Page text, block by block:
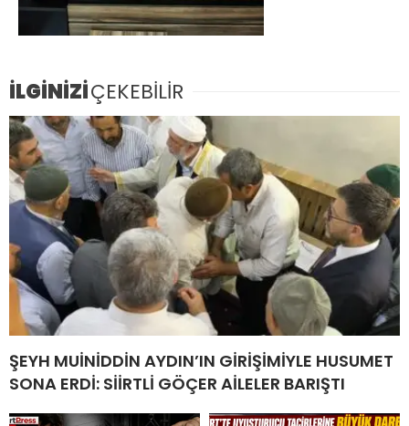
İLGİNİZİÇEKEBİLİR
ŞEYH MUİNİDDİN AYDIN’IN GİRİŞİMİYLE HUSUMET
SONA ERDİ: SİİRTLİ GÖÇER AİLELER BARIŞTI